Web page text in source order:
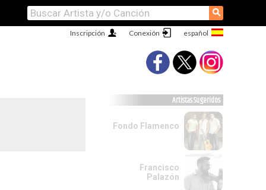
⚲
Conexión
Inscripción
Artistas Sugeridos
Fondo Flamenco
Francisco
Palazón